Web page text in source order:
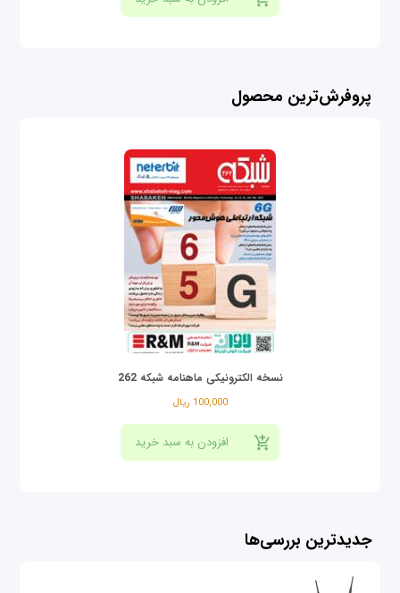
پروفرش‌ترین محصول
نسخه الکترونیکی ماهنامه شبکه 262
100,000 ریال
جدیدترین بررسی‌ها